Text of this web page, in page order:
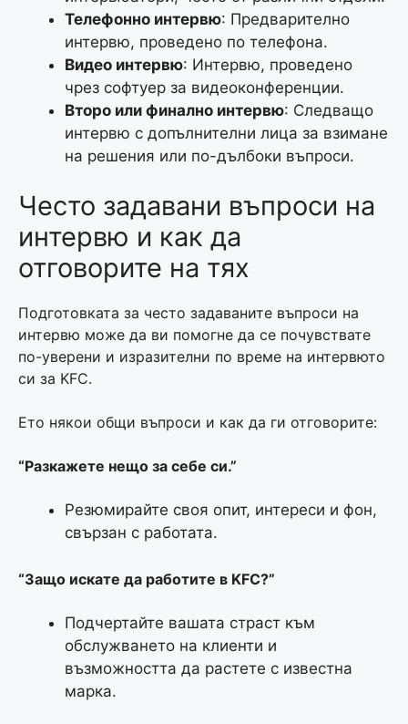
Телефонно интервю: Предварително
интервю, проведено по телефона.
Видео интервю: Интервю, проведено
чрез софтуер за видеоконференции.
Второ или финално интервю: Следващо
интервю с допълнителни лица за взимане
на решения или по-дълбоки въпроси.
Често задавани въпроси на
интервю и как да
отговорите на тях
Подготовката за често задаваните въпроси на
интервю може да ви помогне да се почувствате
по-уверени и изразителни по време на интервюто
си за KFC.
Ето някои общи въпроси и как да ги отговорите:
“Разкажете нещо за себе си.”
Резюмирайте своя опит, интереси и фон,
свързан с работата.
“Защо искате да работите в KFC?”
Подчертайте вашата страст към
обслужването на клиенти и
възможността да растете с известна
марка.